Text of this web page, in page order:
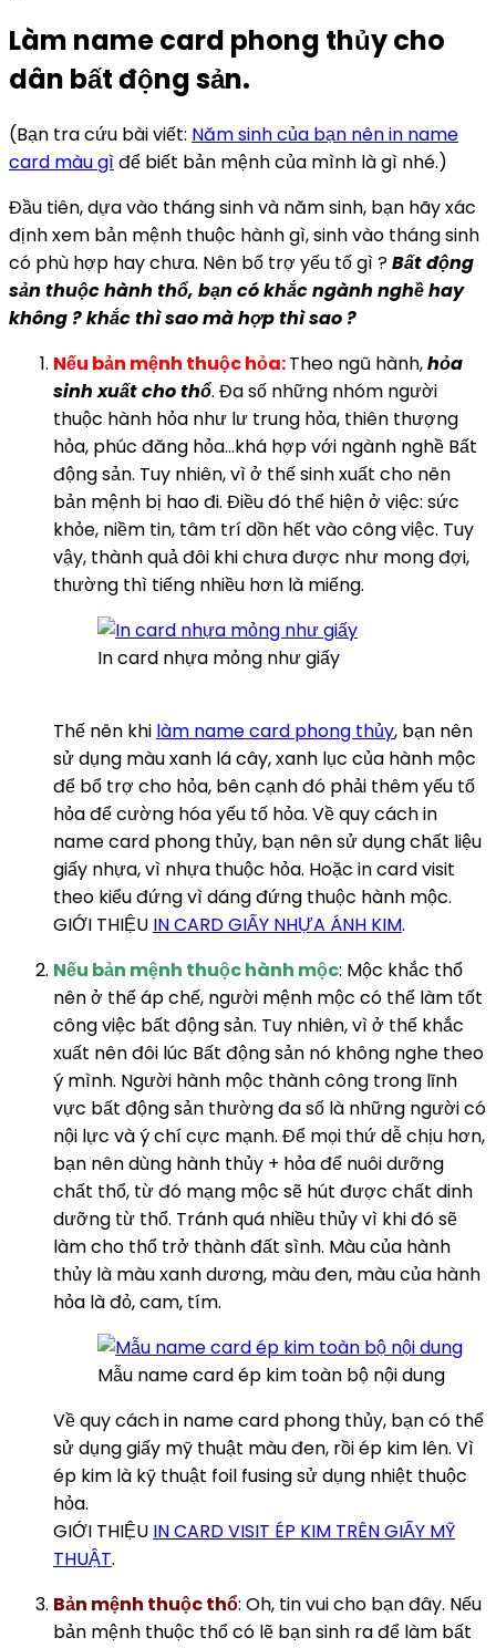
Làm name card phong thủy cho
dân bất động sản.
(Bạn tra cứu bài viết: Năm sinh của bạn nên in name
card màu gìđể biết bản mệnh của mình là gì nhé.)
Đầu tiên, dựa vào tháng sinh và năm sinh, bạn hãy xác
định xem bản mệnh thuộc hành gì, sinh vào tháng sinh
có phù hợp hay chưa. Nên bổ trợ yếu tố gì ?Bất động
sản thuộc hành thổ, bạn có khắc ngành nghề hay
không ? khắc thì sao mà hợp thì sao ?
Nếu bản mệnh thuộc hỏa:Theo ngũ hành,hỏa
sinh xuất cho thổ. Đa số những nhóm người
thuộc hành hỏa như lư trung hỏa, thiên thượng
hỏa, phúc đăng hỏa…khá hợp với ngành nghề Bất
động sản. Tuy nhiên, vì ở thế sinh xuất cho nên
bản mệnh bị hao đi. Điều đó thể hiện ở việc: sức
khỏe, niềm tin, tâm trí dồn hết vào công việc. Tuy
vậy, thành quả đôi khi chưa được như mong đợi,
thường thì tiếng nhiều hơn là miếng.
In card nhựa mỏng như giấy
Thế nên khi làm name card phong thủy, bạn nên
sử dụng màu xanh lá cây, xanh lục của hành mộc
để bổ trợ cho hỏa, bên cạnh đó phải thêm yếu tố
hỏa để cường hóa yếu tố hỏa. Về quy cách in
name card phong thủy, bạn nên sử dụng chất liệu
giấy nhựa, vì nhựa thuộc hỏa. Hoặc in card visit
theo kiểu đứng vì dáng đứng thuộc hành mộc.
GIỚI THIỆU IN CARD GIẤY NHỰA ÁNH KIM.
Nếu bản mệnh thuộc hành mộc: Mộc khắc thổ
nên ở thế áp chế, người mệnh mộc có thể làm tốt
công việc bất động sản. Tuy nhiên, vì ở thế khắc
xuất nên đôi lúc Bất động sản nó không nghe theo
ý mình. Người hành mộc thành công trong lĩnh
vực bất động sản thường đa số là những người có
nội lực và ý chí cực mạnh. Để mọi thứ dễ chịu hơn,
bạn nên dùng hành thủy + hỏa để nuôi dưỡng
chất thổ, từ đó mạng mộc sẽ hút được chất dinh
dưỡng từ thổ. Tránh quá nhiều thủy vì khi đó sẽ
làm cho thổ trở thành đất sình. Màu của hành
thủy là màu xanh dương, màu đen, màu của hành
hỏa là đỏ, cam, tím.
Mẫu name card ép kim toàn bộ nội dung
Về quy cách in name card phong thủy, bạn có thể
sử dụng giấy mỹ thuật màu đen, rồi ép kim lên. Vì
ép kim là kỹ thuật foil fusing sử dụng nhiệt thuộc
hỏa.
GIỚI THIỆU IN CARD VISIT ÉP KIM TRÊN GIẤY MỸ
THUẬT.
Bản mệnh thuộc thổ: Oh, tin vui cho bạn đây. Nếu
bản mệnh thuộc thổ có lẽ bạn sinh ra để làm bất